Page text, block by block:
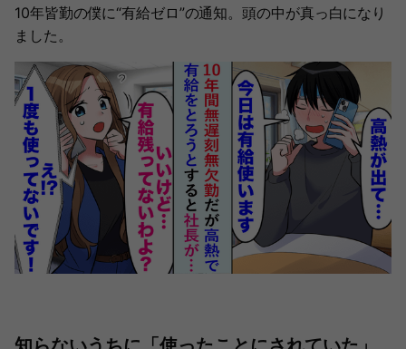
10年皆勤の僕に“有給ゼロ”の通知。頭の中が真っ白になり
ました。